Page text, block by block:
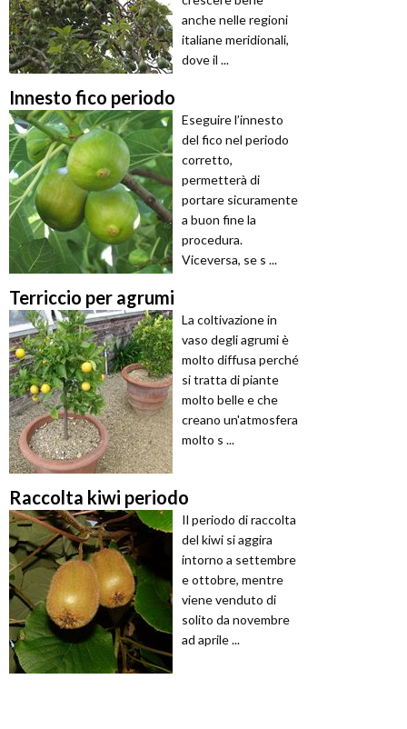
anche nelle regioni
italiane meridionali,
dove il ...
Innesto fico periodo
Eseguire l’innesto
del fico nel periodo
corretto,
permetterà di
portare sicuramente
a buon fine la
procedura.
Viceversa, se s ...
Terriccio per agrumi
La coltivazione in
vaso degli agrumi è
molto diffusa perché
si tratta di piante
molto belle e che
creano un'atmosfera
molto s ...
Raccolta kiwi periodo
Il periodo di raccolta
del kiwi si aggira
intorno a settembre
e ottobre, mentre
viene venduto di
solito da novembre
ad aprile ...